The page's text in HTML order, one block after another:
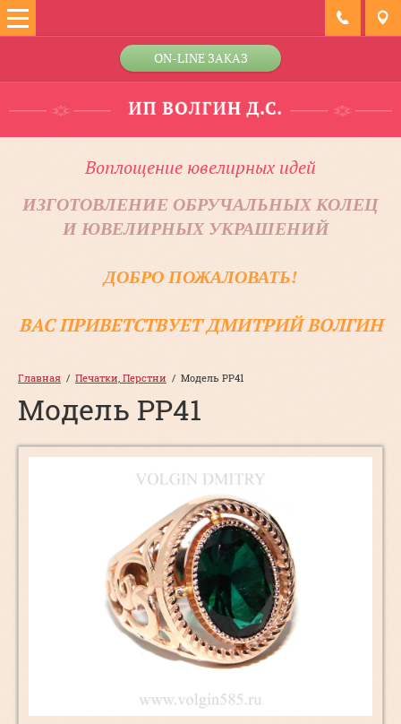
ON-LINE ЗАКАЗ
Воплощение ювелирных идей
ИЗГОТОВЛЕНИЕ ОБРУЧАЛЬНЫХ КОЛЕЦ
И ЮВЕЛИРНЫХ УКРАШЕНИЙ
ДОБРО ПОЖАЛОВАТЬ!
ВАС ПРИВЕТСТВУЕТ ДМИТРИЙ ВОЛГИН
Главная
  /
Печатки, Перстни
  /  Модель PP41
Модель PP41